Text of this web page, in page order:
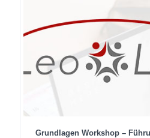
Grundlagen Workshop –